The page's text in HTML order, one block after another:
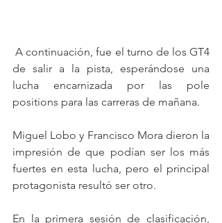
A continuación, fue el turno de los GT4
de salir a la pista, esperándose una
lucha encarnizada por las pole
positions para las carreras de mañana.
Miguel Lobo y Francisco Mora dieron la
impresión de que podían ser los más
fuertes en esta lucha, pero el principal
protagonista resultó ser otro.
En la primera sesión de clasificación,